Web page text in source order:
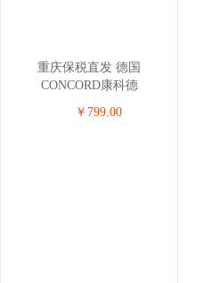
重庆保税直发 德国
CONCORD康科德
￥799.00